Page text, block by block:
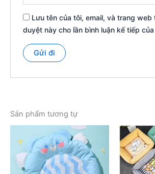
Lưu tên của tôi, email, và trang web
duyệt này cho lần bình luận kế tiếp
Sản phẩm tương tự